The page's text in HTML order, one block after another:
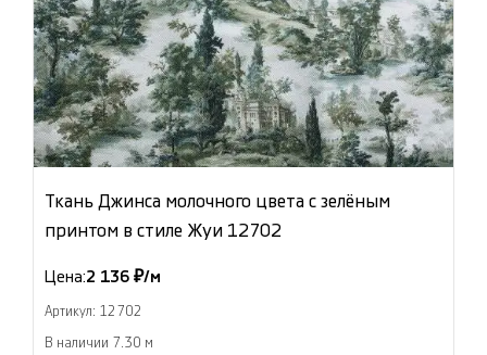
Ткань Джинса молочного цвета с зелёным
принтом в стиле Жуи 12702
Цена:2 136 ₽/м
Артикул: 12702
В наличии 7.30 м